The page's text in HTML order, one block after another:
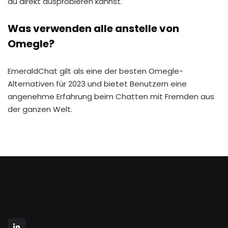
Was verwenden alle anstelle von
Omegle?
EmeraldChat gilt als eine der besten Omegle-
Alternativen für 2023 und bietet Benutzern eine
angenehme Erfahrung beim Chatten mit Fremden aus
der ganzen Welt.